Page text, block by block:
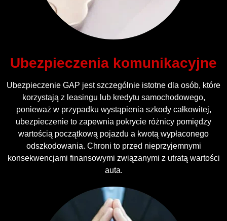
Ubezpieczenia komunikacyjne
Ubezpieczenie GAP jest szczególnie istotne dla osób, które
korzystają z leasingu lub kredytu samochodowego,
ponieważ w przypadku wystąpienia szkody całkowitej,
ubezpieczenie to zapewnia pokrycie różnicy pomiędzy
wartością początkową pojazdu a kwotą wypłaconego
odszkodowania. Chroni to przed nieprzyjemnymi
konsekwencjami finansowymi związanymi z utratą wartości
auta.